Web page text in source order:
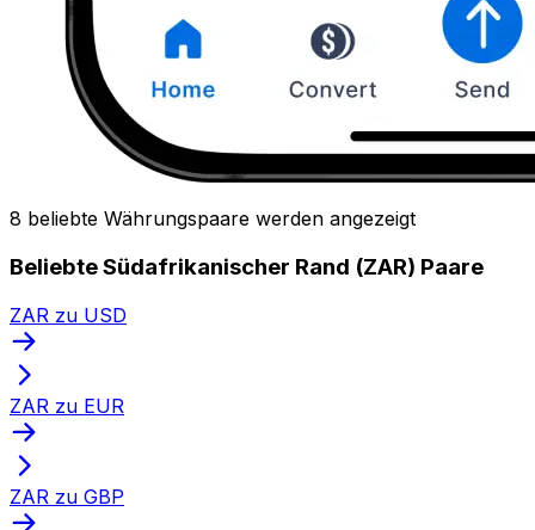
8 beliebte Währungspaare werden angezeigt
Beliebte Südafrikanischer Rand (ZAR) Paare
ZAR zu USD
ZAR zu EUR
ZAR zu GBP